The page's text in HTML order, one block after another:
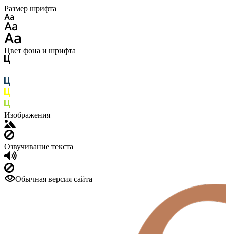
Размер шрифта
Цвет фона и шрифта
Изображения
Озвучивание текста
Обычная версия сайта